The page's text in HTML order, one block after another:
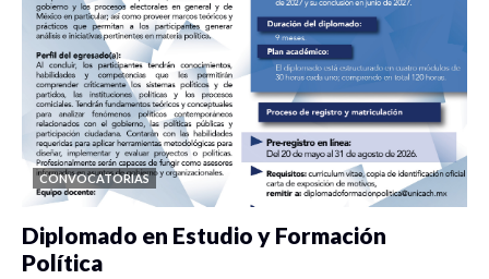
CONVOCATORIAS
Diplomado en Estudio y Formación
Política